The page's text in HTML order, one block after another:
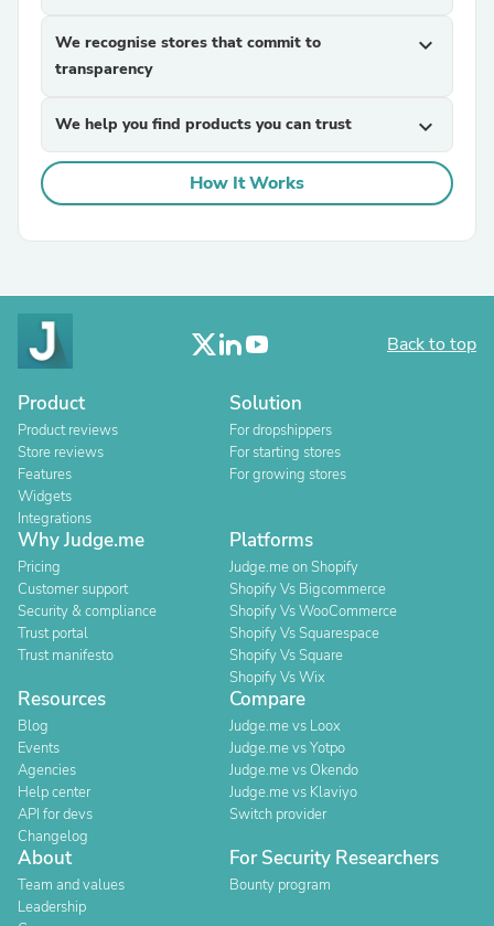
We recognise stores that commit to
transparency
expand_more
We help you find products you can trust expand_more
How It Works
Back to top
Product
Product reviews
Store reviews
Features
Widgets
Integrations
Solution
For dropshippers
For starting stores
For growing stores
Why Judge.me
Pricing
Customer support
Security & compliance
Trust portal
Trust manifesto
Platforms
Judge.me on Shopify
Shopify Vs Bigcommerce
Shopify Vs WooCommerce
Shopify Vs Squarespace
Shopify Vs Square
Shopify Vs Wix
Resources
Blog
Events
Agencies
Help center
API for devs
Changelog
Compare
Judge.me vs Loox
Judge.me vs Yotpo
Judge.me vs Okendo
Judge.me vs Klaviyo
Switch provider
About
Team and values
Leadership
For Security Researchers
Bounty program